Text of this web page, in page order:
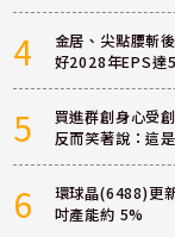
4
金居、尖點腰斬
好2028年EPS達
5
買進群創身心受
反而笑著說：這
6
環球晶(6488)更
吋產能約 5%